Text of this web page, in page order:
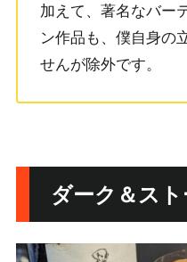
加えて、著名なバー
ン作品も、僕自身の
せんが除外です。
ダーク＆ス